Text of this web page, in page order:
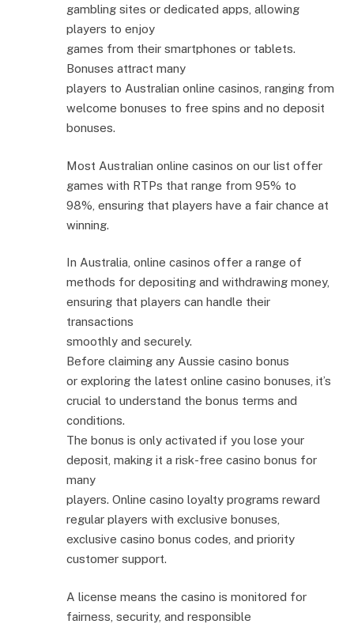
gambling sites or dedicated apps, allowing
players to enjoy
games from their smartphones or tablets.
Bonuses attract many
players to Australian online casinos, ranging from
welcome bonuses to free spins and no deposit
bonuses.
Most Australian online casinos on our list offer
games with RTPs that range from 95% to
98%, ensuring that players have a fair chance at
winning.
In Australia, online casinos offer a range of
methods for depositing and withdrawing money,
ensuring that players can handle their
transactions
smoothly and securely.
Before claiming any Aussie casino bonus
or exploring the latest online casino bonuses, it’s
crucial to understand the bonus terms and
conditions.
The bonus is only activated if you lose your
deposit, making it a risk-free casino bonus for
many
players. Online casino loyalty programs reward
regular players with exclusive bonuses,
exclusive casino bonus codes, and priority
customer support.
A license means the casino is monitored for
fairness, security, and responsible